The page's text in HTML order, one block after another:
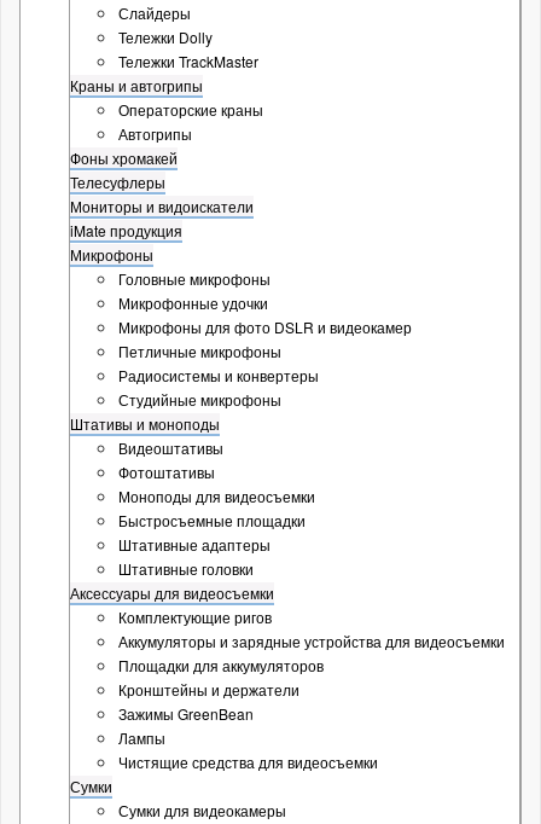
Слайдеры
Тележки Dolly
Тележки TrackMaster
Краны и автогрипы
Операторские краны
Автогрипы
Фоны хромакей
Телесуфлеры
Мониторы и видоискатели
iMate продукция
Микрофоны
Головные микрофоны
Микрофонные удочки
Микрофоны для фото DSLR и видеокамер
Петличные микрофоны
Радиосистемы и конвертеры
Студийные микрофоны
Штативы и моноподы
Видеоштативы
Фотоштативы
Моноподы для видеосъемки
Быстросъемные площадки
Штативные адаптеры
Штативные головки
Аксессуары для видеосъемки
Комплектующие ригов
Аккумуляторы и зарядные устройства для видеосъемки
Площадки для аккумуляторов
Кронштейны и держатели
Зажимы GreenBean
Лампы
Чистящие средства для видеосъемки
Сумки
Сумки для видеокамеры